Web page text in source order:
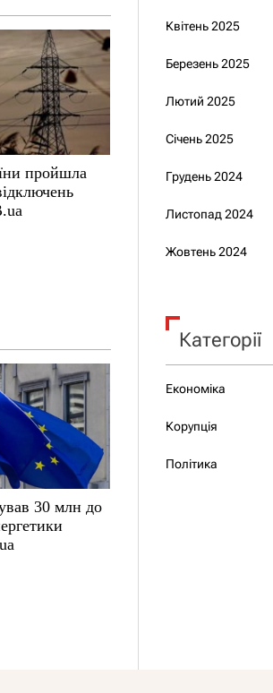
пройшла
30 млн до
Квітень 2025
Березень 2025
Лютий 2025
Січень 2025
Грудень 2024
Листопад 2024
Жовтень 2024
Категорії
Економіка
Корупція
Політика